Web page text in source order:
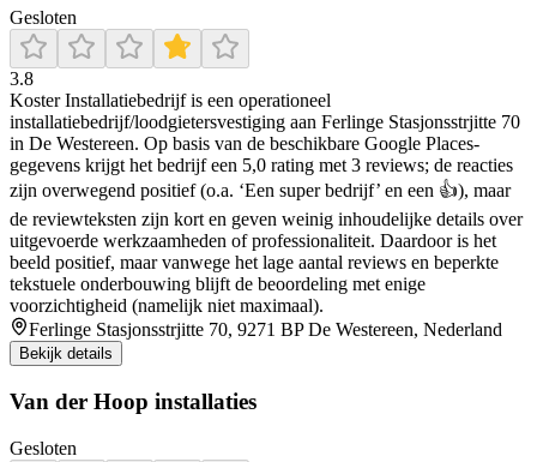
Gesloten
3.8
Koster Installatiebedrijf is een operationeel
installatiebedrijf/loodgietersvestiging aan Ferlinge Stasjonsstrjitte 70
in De Westereen. Op basis van de beschikbare Google Places-
gegevens krijgt het bedrijf een 5,0 rating met 3 reviews; de reacties
zijn overwegend positief (o.a. ‘Een super bedrijf’ en een 👍), maar
de reviewteksten zijn kort en geven weinig inhoudelijke details over
uitgevoerde werkzaamheden of professionaliteit. Daardoor is het
beeld positief, maar vanwege het lage aantal reviews en beperkte
tekstuele onderbouwing blijft de beoordeling met enige
voorzichtigheid (namelijk niet maximaal).
Ferlinge Stasjonsstrjitte 70, 9271 BP De Westereen, Nederland
Bekijk details
Van der Hoop installaties
Gesloten